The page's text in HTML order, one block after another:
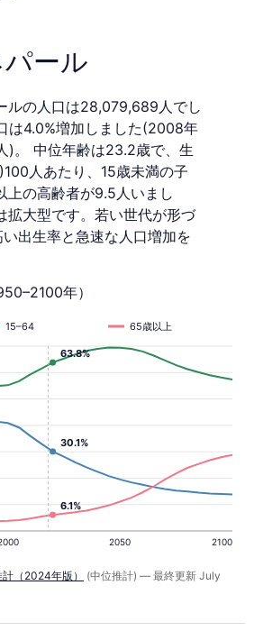
ール
ルの人口は28,079,689人でし
は4.0%増加しました(2008年
)。 中位年齢は23.2歳で、生
人あたり、15歳未満の子
上の高齢者が9.5人いまし
拡大型です。若い世代が形づ
出生率と急速な人口増加を
年）
2050 2100
15–64 65歳以上
30.1%
6.1%
63.8%
（2024年版）
(中位推計) — 最終更新 July